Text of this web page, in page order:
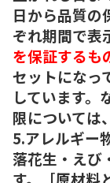
日から品質の
ぞれ期間で表
を保証するも
セットになっ
しています。
限については
5.アレルギー
落花生・えび